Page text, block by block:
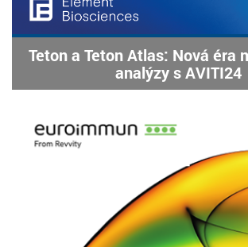
Teton a Teton Atlas: Nová éra
analýzy s AVITI24